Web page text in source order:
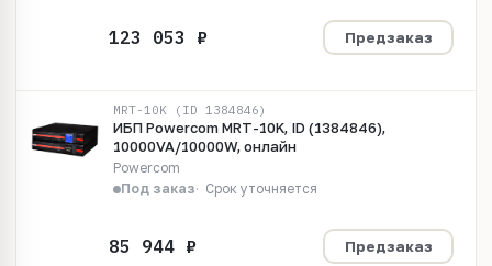
Предзаказ
MRT-10K (ID 1384846)
ИБП Powercom MRT-10K, ID (1384846),
10000VA/10000W, онлайн
Powercom
Под заказ
Срок уточняется
Предзаказ